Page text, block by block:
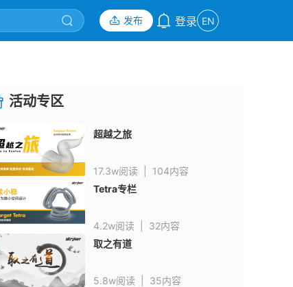
发布 登录 EN
活动专区
超越之旅
17.3w阅读
104内容
Tetra专栏
4.2w阅读
32内容
取之有道
5.8w阅读
35内容